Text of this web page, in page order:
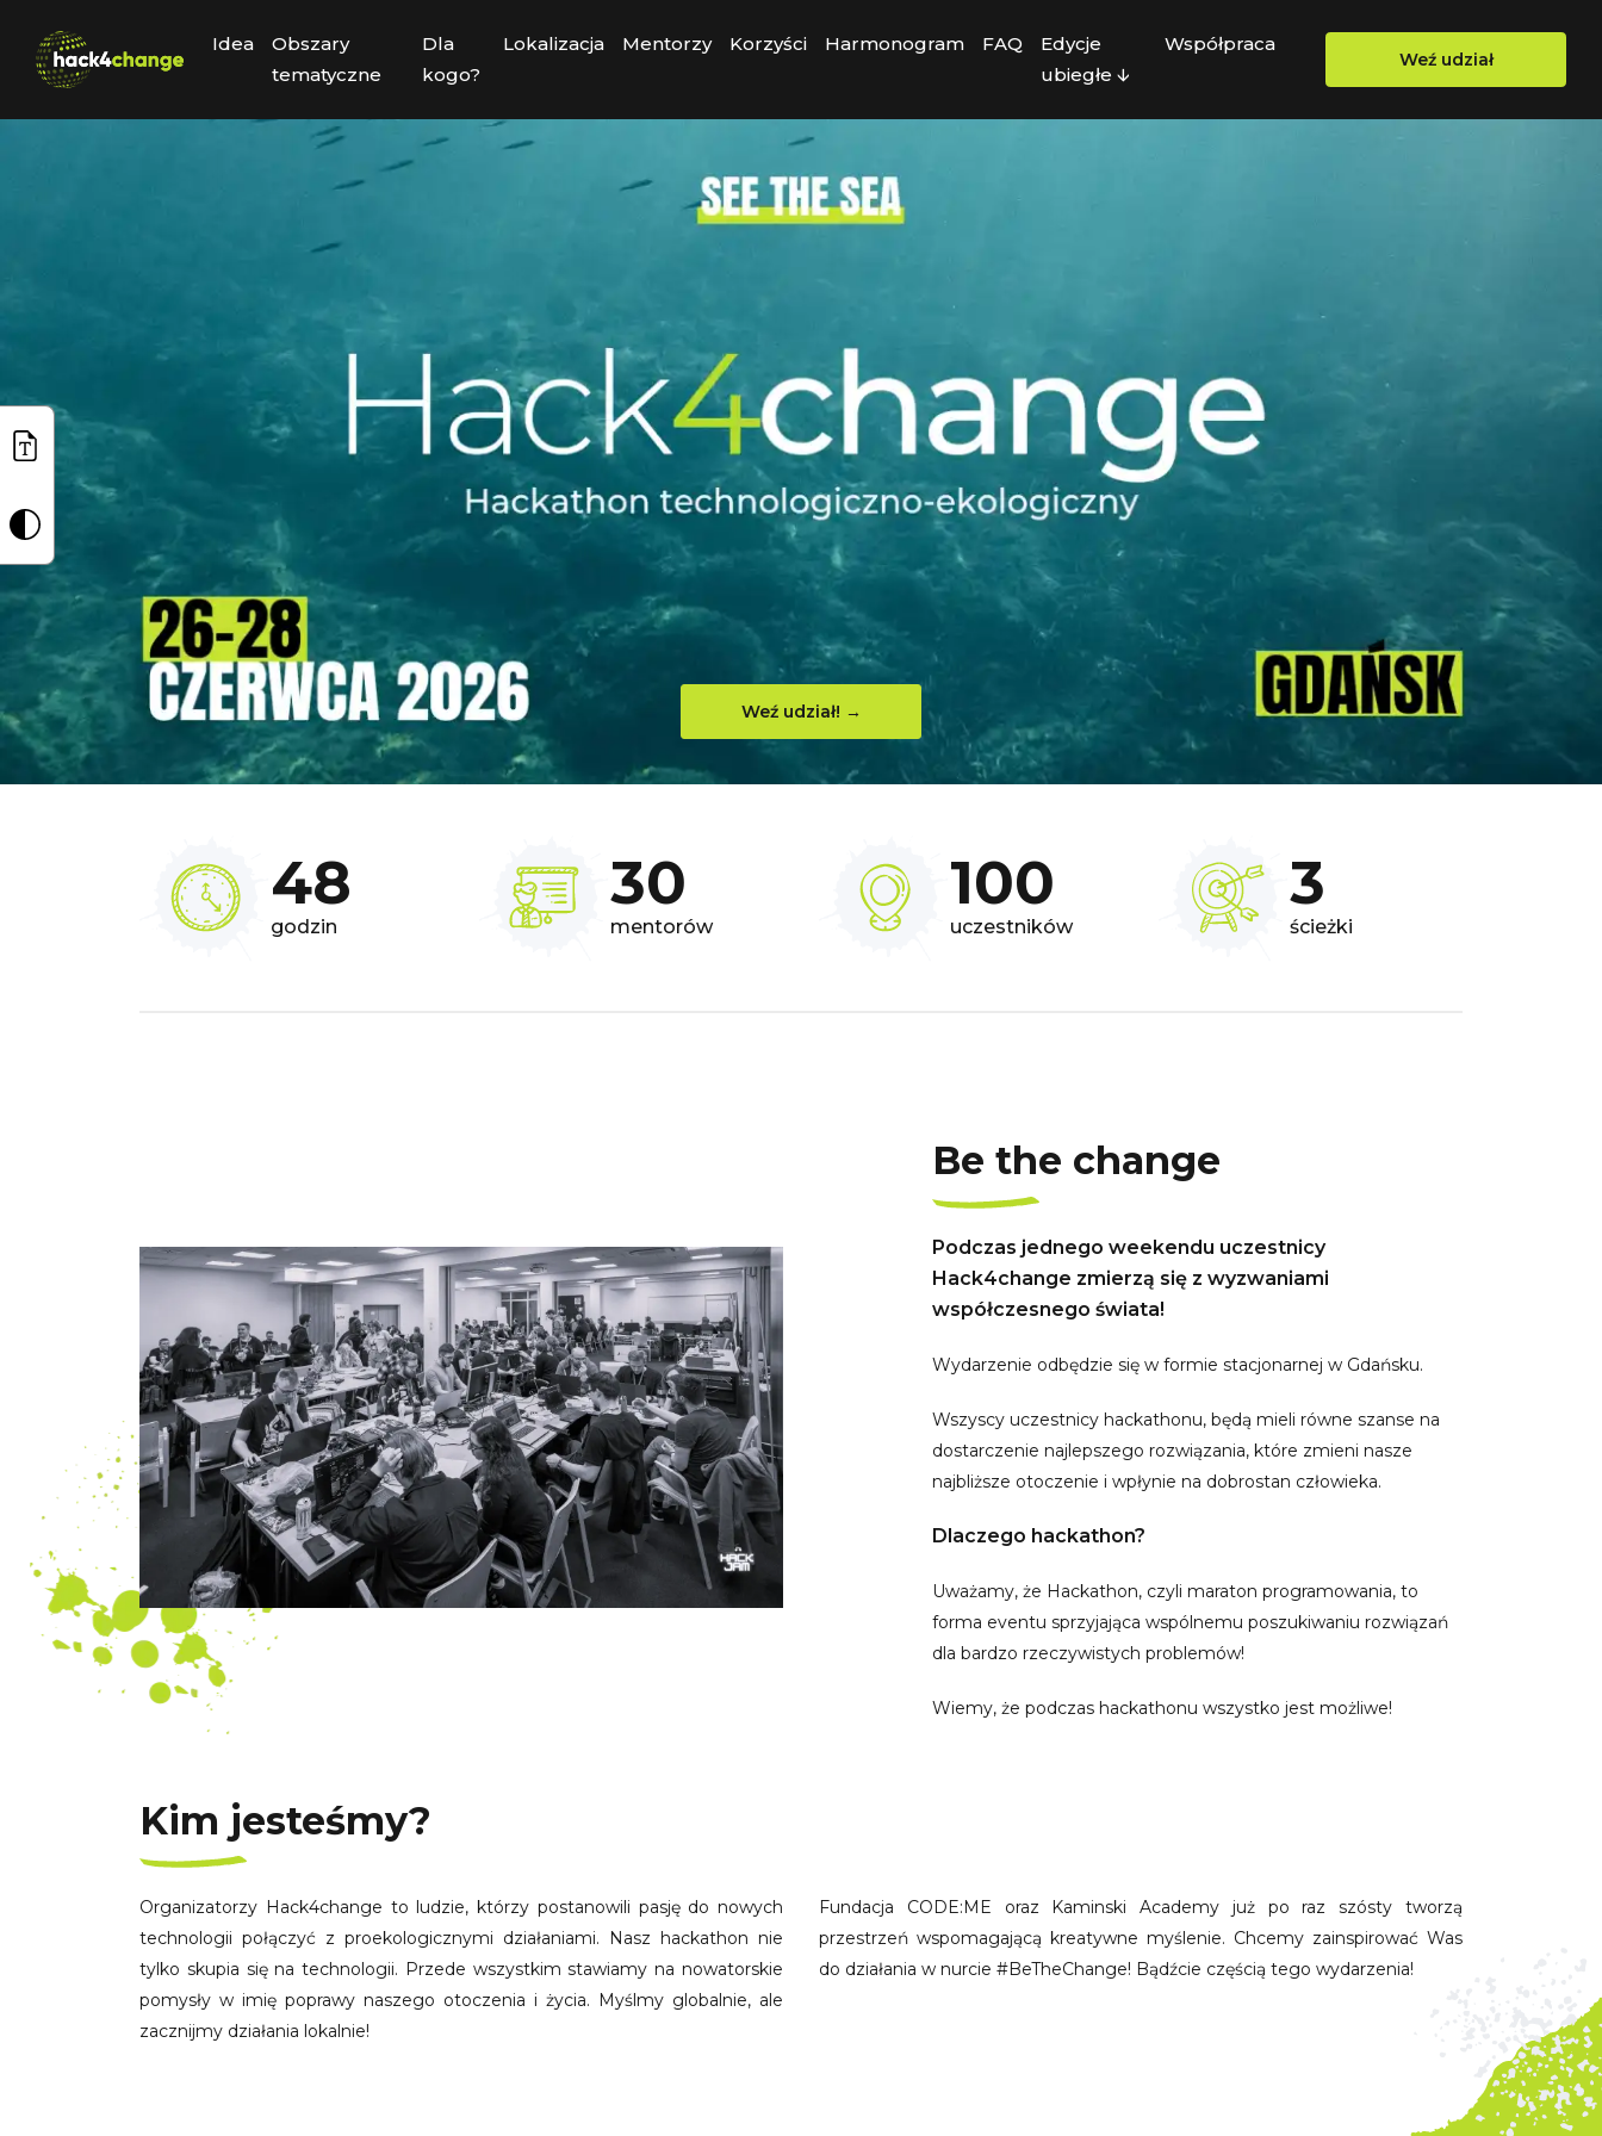
Rozmiar tekstu Aa+
Idea
Obszary
tematyczne
Dla
kogo?
Lokalizacja Mentorzy Korzyści Harmonogram FAQ
Edycje
ubiegłe 🡫
Współpraca
Weź udział
Weź udział! →
48
godzin
30
mentorów
100
uczestników
3
ścieżki
Be the change
Podczas jednego weekendu uczestnicy
Hack4change zmierzą się z wyzwaniami
współczesnego świata!
Wydarzenie odbędzie się w formie stacjonarnej w Gdańsku.
Wszyscy uczestnicy hackathonu, będą mieli równe szanse na
dostarczenie najlepszego rozwiązania, które zmieni nasze
najbliższe otoczenie i wpłynie na dobrostan człowieka.
Dlaczego hackathon?
Uważamy, że Hackathon, czyli maraton programowania, to
forma eventu sprzyjająca wspólnemu poszukiwaniu rozwiązań
dla bardzo rzeczywistych problemów!
Wiemy, że podczas hackathonu wszystko jest możliwe!
Kim jesteśmy?
Organizatorzy Hack4change to ludzie, którzy postanowili pasję do nowych
technologii połączyć z proekologicznymi działaniami. Nasz hackathon nie
tylko skupia się na technologii. Przede wszystkim stawiamy na nowatorskie
pomysły w imię poprawy naszego otoczenia i życia. Myślmy globalnie, ale
zacznijmy działania lokalnie!
Fundacja CODE:ME oraz Kaminski Academy już po raz szósty tworzą
przestrzeń wspomagającą kreatywne myślenie. Chcemy zainspirować Was
do działania w nurcie #BeTheChange! Bądźcie częścią tego wydarzenia!